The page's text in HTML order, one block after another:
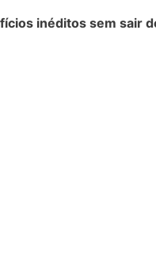
inéditos sem sair